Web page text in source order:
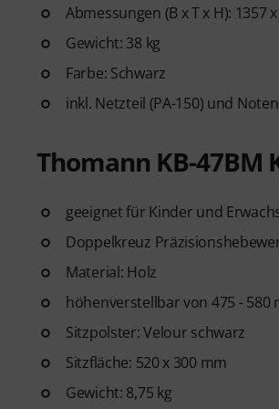
Abmessungen (B x T x H):
Gewicht: 38 kg
Farbe: Schwarz
inkl. Netzteil (PA-150) und
Thomann KB-47BM
geeignet für Kinder und
Doppelkreuz
Material: Holz
höhenverstellbar von 475 - 580
Sitzpolster: Velour schwarz
Sitzfläche: 520 x 300 mm
Gewicht: 8,75 kg